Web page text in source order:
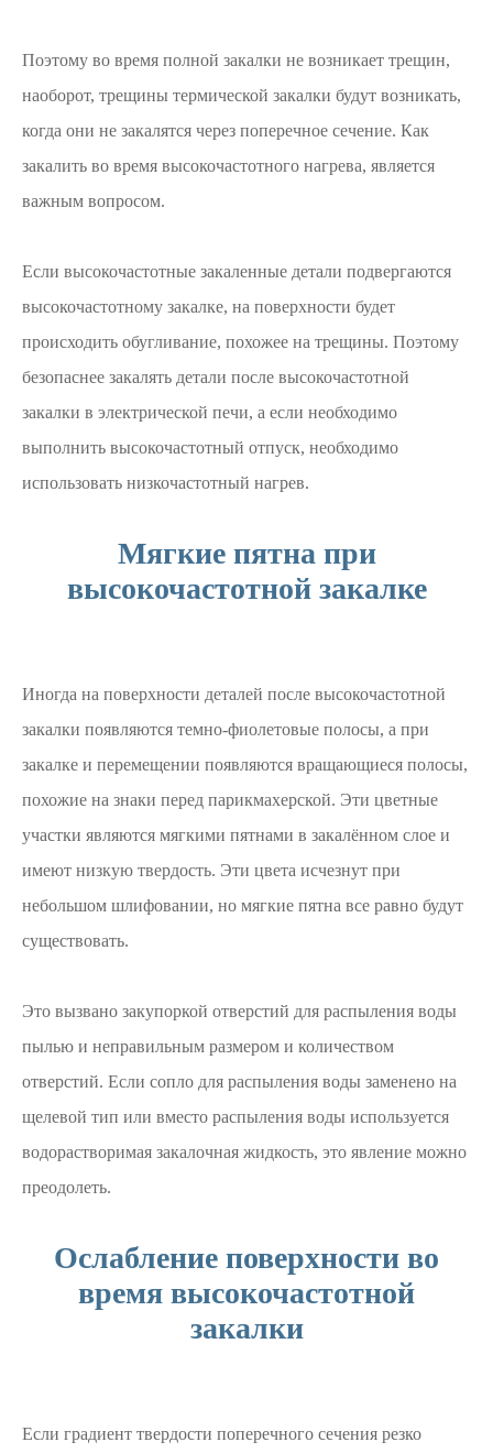
Поэтому во время полной закалки не возникает трещин,
наоборот, трещины термической закалки будут возникать,
когда они не закалятся через поперечное сечение. Как
закалить во время высокочастотного нагрева, является
важным вопросом.
Если высокочастотные закаленные детали подвергаются
высокочастотному закалке, на поверхности будет
происходить обугливание, похожее на трещины. Поэтому
безопаснее закалять детали после высокочастотной
закалки в электрической печи, а если необходимо
выполнить высокочастотный отпуск, необходимо
использовать низкочастотный нагрев.
Мягкие пятна при
высокочастотной закалке
Иногда на поверхности деталей после высокочастотной
закалки появляются темно-фиолетовые полосы, а при
закалке и перемещении появляются вращающиеся полосы,
похожие на знаки перед парикмахерской. Эти цветные
участки являются мягкими пятнами в закалённом слое и
имеют низкую твердость. Эти цвета исчезнут при
небольшом шлифовании, но мягкие пятна все равно будут
существовать.
Это вызвано закупоркой отверстий для распыления воды
пылью и неправильным размером и количеством
отверстий. Если сопло для распыления воды заменено на
щелевой тип или вместо распыления воды используется
водорастворимая закалочная жидкость, это явление можно
преодолеть.
Ослабление поверхности во
время высокочастотной
закалки
Если градиент твердости поперечного сечения резко